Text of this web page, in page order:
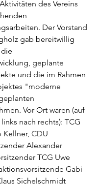
des Vereins
Der Vorstand
gab bereitwillig
geplante
und die im Rahmen
"moderne
Vor Ort waren (auf
nach rechts): TCG
Kellner, CDU
Alexander
TCG Uwe
Gabi
Sichelschmidt